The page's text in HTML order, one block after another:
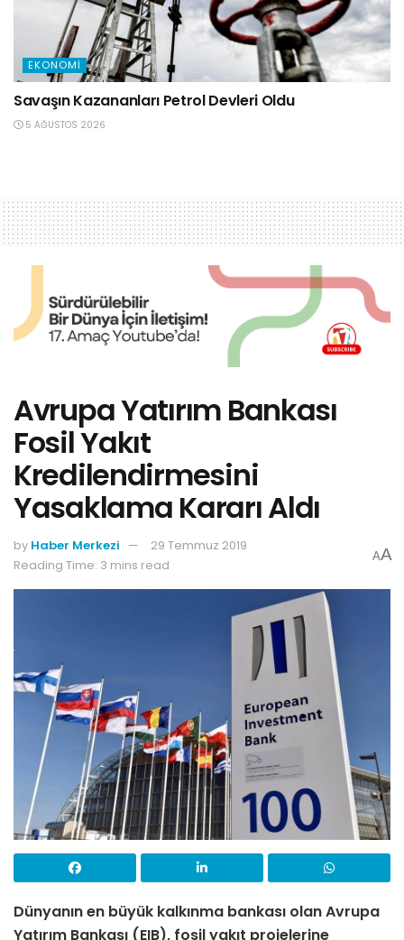
EKONOMI
Savaşın Kazananları Petrol Devleri Oldu
5 AĞUSTOS 2026
Avrupa Yatırım Bankası
Fosil Yakıt
Kredilendirmesini
Yasaklama Kararı Aldı
by Haber Merkezi
29 Temmuz 2019
Reading Time: 3 mins read
AA
Dünyanın en büyük kalkınma bankası olan Avrupa
Yatırım Bankası (EIB), fosil yakıt projelerine